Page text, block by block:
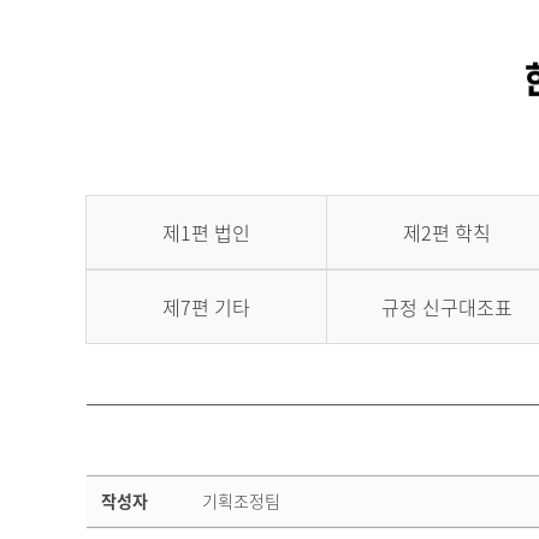
제1편 법인 제2편 학칙
제7편 기타 규정 신구대조표
작성자 기획조정팀